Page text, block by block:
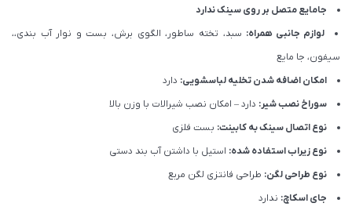
جامایع متصل بر روی سینک ندارد
لوازم جانبی همراه: سبد، تخته ساطور، الگوی برش، بست و نوار آب بندی،،
سیفون، جا مایع
امکان اضافه شدن تخلیه لباسشویی: دارد
سوراخ نصب شیر: دارد – امکان نصب شیرالات با وزن بالا
نوع اتصال سینک به کابینت: بست فلزی
نوع زیراب استفاده شده: استیل با داشتن آب بند دستی
نوع طراحی لگن: طراحی فانتزی لگن مربع
جای اسکاچ: ندارد